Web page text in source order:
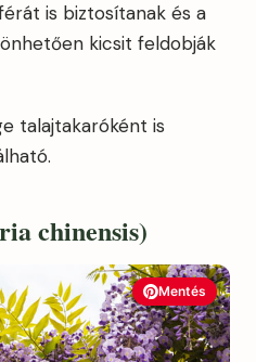
is biztosítanak és a
kicsit feldobják
talajtakaróként is
chinensis)
Mentés